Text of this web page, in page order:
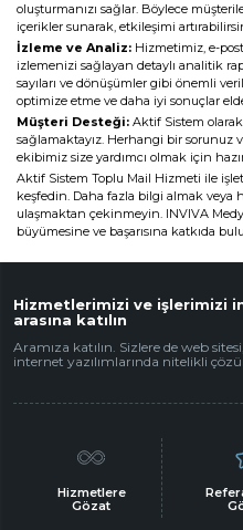
oluşturmanızı sağlar. Böylece
içerikler sunarak, etkileşimi
İzleme ve Analiz: Hizmetimiz, e-
izlemenizi sağlayan detaylı analitik
sayıları ve dönüşümler gibi önemli
optimize etme ve daha iyi sonuçlar
Müşteri Desteği: Aktif Sistem
sağlamaktayız. Herhangi bir sorunuz
ekibimiz size yardımcı olmak için
Aktif Sistem Toplu Mail Hizmeti ile
keşfedin. Daha fazla bilgi almak
ulaşmaktan çekinmeyin. INVIVA
büyümesine ve başarısına katkıda
Hizmetlerimizi ve işlerimizi
arasına katılın
Aramıza katılın. Sizlere de web
internet yazılımlarında nitelikli
Hizmetlere
Gözat